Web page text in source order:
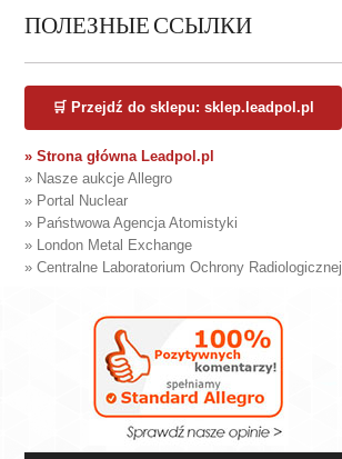
ПОЛЕЗНЫЕ ССЫЛКИ
🛒 Przejdź do sklepu: sklep.leadpol.pl
» Strona główna Leadpol.pl
» Nasze aukcje Allegro
» Portal Nuclear
» Państwowa Agencja Atomistyki
» London Metal Exchange
» Centralne Laboratorium Ochrony Radiologicznej